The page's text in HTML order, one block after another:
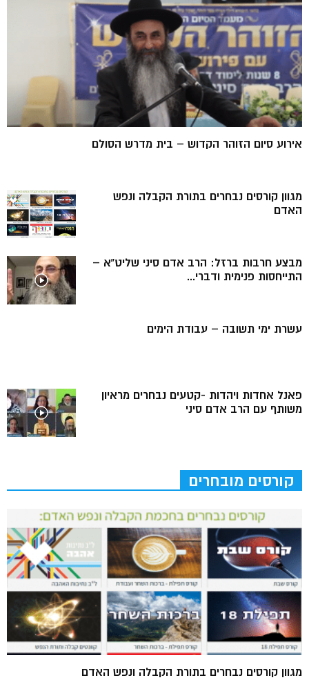
אירוע סיום הזוהר הקדוש – בית מדרש הסולם
מגוון קורסים נבחרים בתורת הקבלה ונפש
האדם
מבצע חרבות ברזל: הרב אדם סיני שליט”א –
התייחסות פנימית ודברי...
עשרת ימי תשובה – עבודת הימים
פאנל אחדות ויהדות -קטעים נבחרים מראיון
משותף עם הרב אדם סיני
קורסים מובחרים
מגוון קורסים נבחרים בתורת הקבלה ונפש האדם